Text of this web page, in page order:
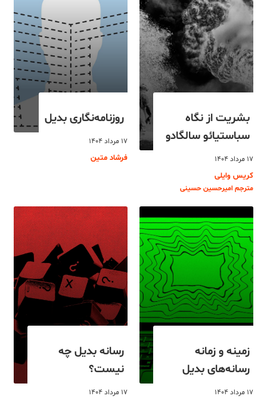
بشریت از نگاه
سباستیائو سالگادو
۱۷ مرداد ۱۴۰۴
کریس وایلی
مترجم امیرحسین حسینی
روزنامه‌نگاری بدیل
۱۷ مرداد ۱۴۰۴
فرشاد متین
زمینه و زمانه
رسانه‌های بدیل
۱۷ مرداد ۱۴۰۴
رسانه بدیل چه
نیست؟
۱۷ مرداد ۱۴۰۴